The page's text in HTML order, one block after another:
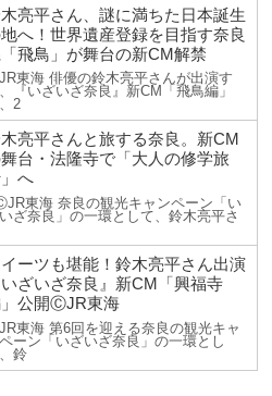
亮平さん、謎に満ちた日本誕生
へ！世界遺産登録を目指す奈良
飛鳥」が舞台の新CM解禁
東海 俳優の鈴木亮平さんが出演す
『いざいざ奈良』新CM「飛鳥編」
2
亮平さんと旅する奈良。新CM
台・法隆寺で「大人の修学旅
へ
東海 奈良の観光キャンペーン「い
ざ奈良」の一環として、鈴木亮平さ
イーツも堪能！鈴木亮平さん出演
いざいざ奈良』新CM「興福寺
公開ⒸJR東海
東海 第6回を迎える奈良の観光キャ
ーン「いざいざ奈良」の一環とし
鈴